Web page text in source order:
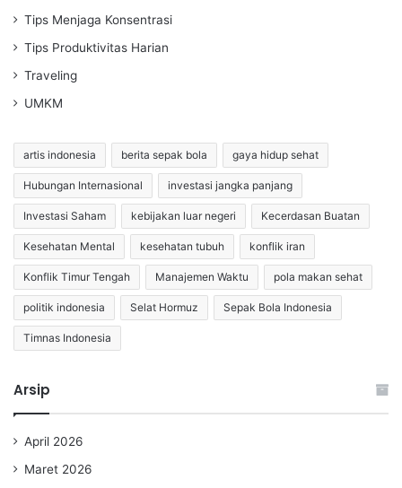
Tips Menjaga Konsentrasi
Tips Produktivitas Harian
Traveling
UMKM
artis indonesia berita sepak bola gaya hidup sehat
Hubungan Internasional investasi jangka panjang
Investasi Saham kebijakan luar negeri Kecerdasan Buatan
Kesehatan Mental kesehatan tubuh konflik iran
Konflik Timur Tengah Manajemen Waktu pola makan sehat
politik indonesia Selat Hormuz Sepak Bola Indonesia
Timnas Indonesia
Arsip
April 2026
Maret 2026